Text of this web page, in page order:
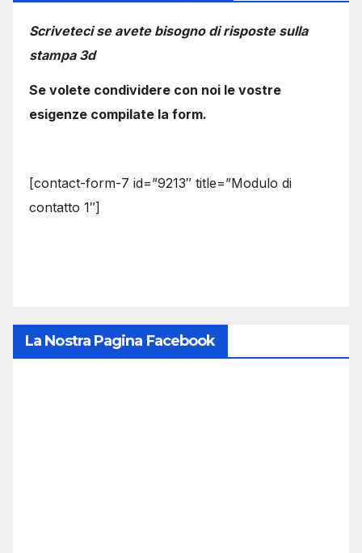
Scriveteci se avete bisogno di risposte sulla
stampa 3d
Se volete condividere con noi le vostre
esigenze compilate la form.
[contact-form-7 id=”9213″ title=”Modulo di
contatto 1″]
La Nostra Pagina Facebook